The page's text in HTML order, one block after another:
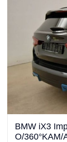
BMW iX3
O/360°KAM/